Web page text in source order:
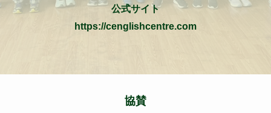
公式サイト
https://cenglishcentre.com
協賛